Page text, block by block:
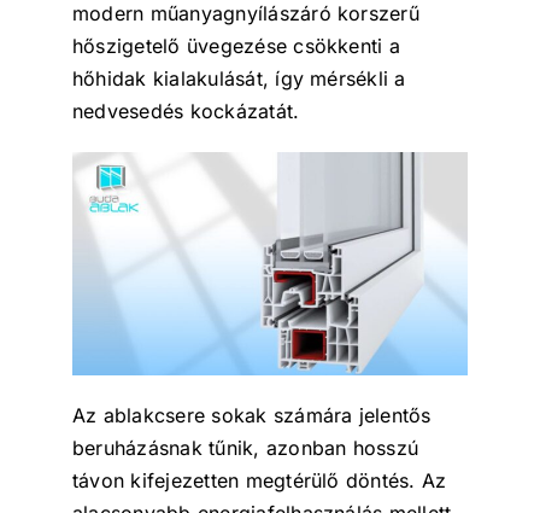
modern műanyagnyílászáró korszerű
hőszigetelő üvegezése csökkenti a
hőhidak kialakulását, így mérsékli a
nedvesedés kockázatát.
Az ablakcsere sokak számára jelentős
beruházásnak tűnik, azonban hosszú
távon kifejezetten megtérülő döntés. Az